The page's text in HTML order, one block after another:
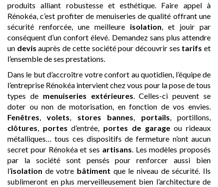
produits alliant robustesse et esthétique. Faire appel à
Rénokéa, c’est profiter de menuiseries de qualité offrant une
sécurité renforcée, une meilleure isolation, et jouir par
conséquent d’un confort élevé. Demandez sans plus attendre
un devis auprès de cette société pour découvrir ses tarifs et
l’ensemble de ses prestations.
Dans le but d’accroître votre confort au quotidien, l’équipe de
l’entreprise Rénokéa intervient chez vous pour la pose de tous
types de menuiseries extérieures. Celles-ci peuvent se
doter ou non de motorisation, en fonction de vos envies.
Fenêtres,volets, stores bannes, portails, portillons,
clôtures, portes d’entrée, portes de garageou rideaux
métalliques… tous ces dispositifs de fermeture n’ont aucun
secret pour Rénokéa et ses artisans. Les modèles proposés
par la société sont pensés pour renforcer aussi bien
l’isolation de votre bâtiment que le niveau de sécurité. Ils
sublimeront en plus merveilleusement bien l’architecture de